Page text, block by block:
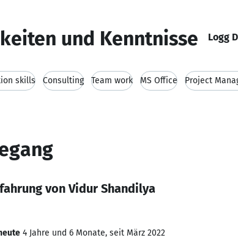
und Kenntnisse Logg
skills Consulting Team work MS Office Project
von Vidur Shandilya
4 Jahre und 6 Monate, seit März 2022